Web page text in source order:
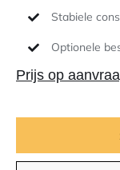
Stabiele
Optionele
Prijs op